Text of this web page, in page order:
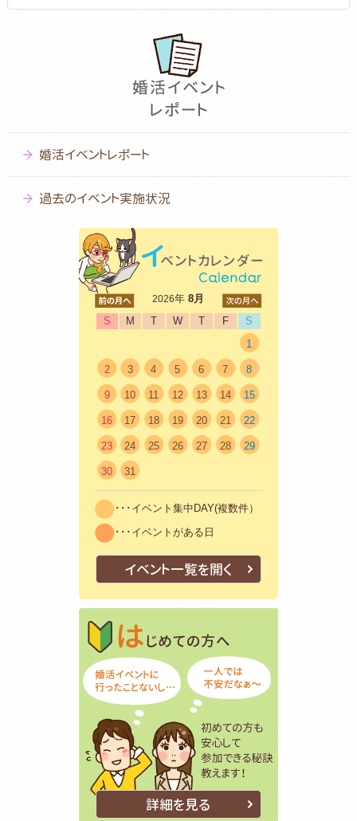
婚活イベントレポート
過去のイベント実施状況
2026年8月
S
M T W T F
S
1
2 3 4 5 6 7 8
9 10 11 12 13 14 15
16 17 18 19 20 21 22
23 24 25 26 27 28 29
30 31
･･･イベント集中DAY(複数件）
･･･イベントがある日
イベント一覧を開く
はじめての方
詳細を見る